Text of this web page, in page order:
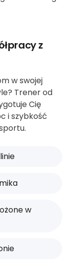
z
w swojej
Trener od
Cię
i szybkość
w